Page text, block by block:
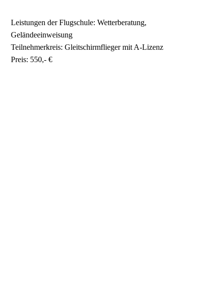
Leistungen der Flugschule: Wetterberatung,
Geländeeinweisung
Teilnehmerkreis: Gleitschirmflieger mit A-Lizenz
Preis: 550,- €